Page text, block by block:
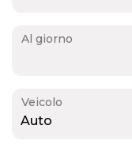
Al giorno
Veicolo
Auto